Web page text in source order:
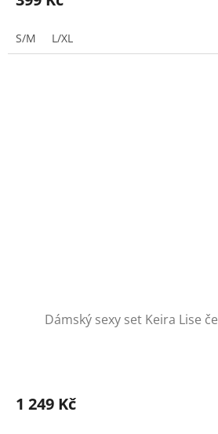
S/M L/XL
Dámský sexy set Keira Lise
1 249 Kč